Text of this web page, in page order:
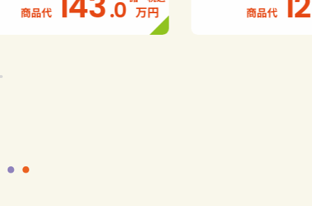
商品代 .0 万円 商品代